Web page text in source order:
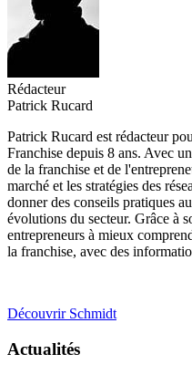
Rédacteur
Patrick Rucard
Patrick Rucard est rédacteur
Franchise depuis 8 ans. Avec
de la franchise et de
marché et les stratégies des
donner des conseils pratiques
évolutions du secteur. Grâce à
entrepreneurs à mieux
la franchise, avec des
Découvrir Schmidt
Actualités